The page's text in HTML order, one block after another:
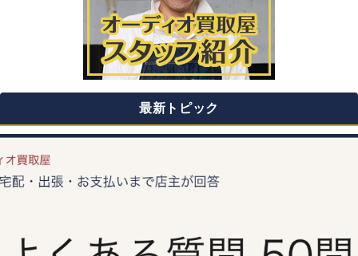
最新トピック